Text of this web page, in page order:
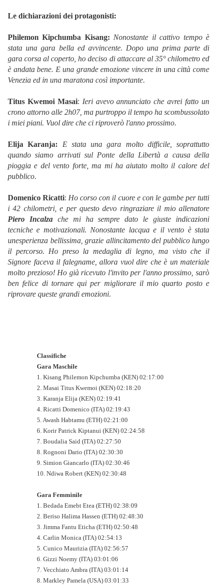
Le dichiarazioni dei protagonisti:
Philemon Kipchumba Kisang: Nonostante il cattivo tempo è
stata una gara bella ed avvincente. Dopo una prima parte di
gara corsa al coperto, ho deciso di attaccare al 35° chilometro ed
è andata bene. E una grande emozione vincere in una città come
Venezia ed in una maratona così importante.
Titus Kwemoi Masai:  Ieri avevo annunciato che avrei fatto un
crono attorno alle 2h07, ma purtroppo il tempo ha scombussolato
i miei piani. Vuol dire che ci riproverò l'anno prossimo.
Elija Karanja: E stata una gara molto difficile, soprattutto
quando siamo arrivati sul Ponte della Libertà a causa della
pioggia e del vento forte, ma mi ha aiutato molto il calore del
pubblico.
Domenico Ricatti:  Ho corso con il cuore e con le gambe per tutti
i 42 chilometri, e per questo devo ringraziare il mio allenatore
Piero Incalzache mi ha sempre dato le giuste indicazioni
tecniche e motivazionali. Nonostante lacqua e il vento è stata
unesperienza bellissima, grazie allincitamento del pubblico lungo
il percorso. Ho preso la medaglia di legno, ma visto che il
Signore faceva il falegname, allora vuol dire che è un materiale
molto prezioso! Ho già ricevuto l'invito per l'anno prossimo, sarò
ben felice di tornare qui per migliorare il mio quarto posto e
riprovare queste grandi emozioni.
Classifiche
Gara Maschile
1. Kisang Philemon Kipchumba (KEN) 02:17:00
2. Masai Titus Kwemoi (KEN) 02:18:20
3. Karanja Elija (KEN) 02:19:41
4. Ricatti Domenico (ITA) 02:19:43
5. Awash Habtamu (ETH) 02:21:00
6. Korir Patrick Kiptanui (KEN) 02:24:58
7. Boudalia Said (ITA) 02:27:50
8. Rognoni Dario (ITA) 02:30:30
9. Simion Giancarlo (ITA) 02:30:46
10. Ndiwa Robert (KEN) 02:30:48
Gara Femminile
1. Bedada Emebt Etea (ETH) 02:38:09
2. Beriso Halima Hassen (ETH) 02:48:30
3. Jimma Fantu Eticha (ETH) 02:50:48
4. Carlin Monica (ITA) 02:54:13
5. Cunico Maurizia (ITA) 02:56:57
6. Gizzi Noemy (ITA) 03:01:06
7. Vecchiato Ambra (ITA) 03:01:14
8. Markley Pamela (USA) 03:01:33